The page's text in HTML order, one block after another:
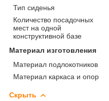
Тип сиденья
Количество посадочных
мест на одной
конструктивной базе
Материал изготовления
Материал подлокотников
Материал каркаса и опор
Скрыть